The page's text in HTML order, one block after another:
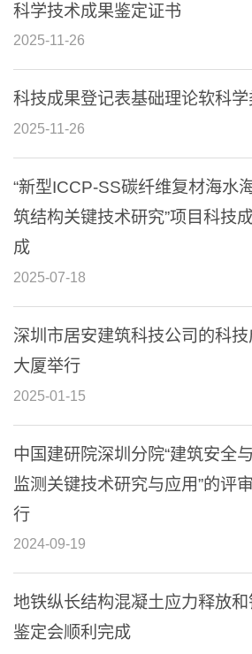
科学技术成果鉴定证书
2025-11-26
科技成果登记表基础理论软科学
2025-11-26
“新型ICCP-SS碳纤维复材海水
筑结构关键技术研究”项目科技
成
2025-07-18
深圳市居安建筑科技公司的科
大厦举行
2025-01-15
中国建研院深圳分院“建筑安全
监测关键技术研究与应用”的评
行
2024-09-19
地铁纵长结构混凝土应力释放
鉴定会顺利完成